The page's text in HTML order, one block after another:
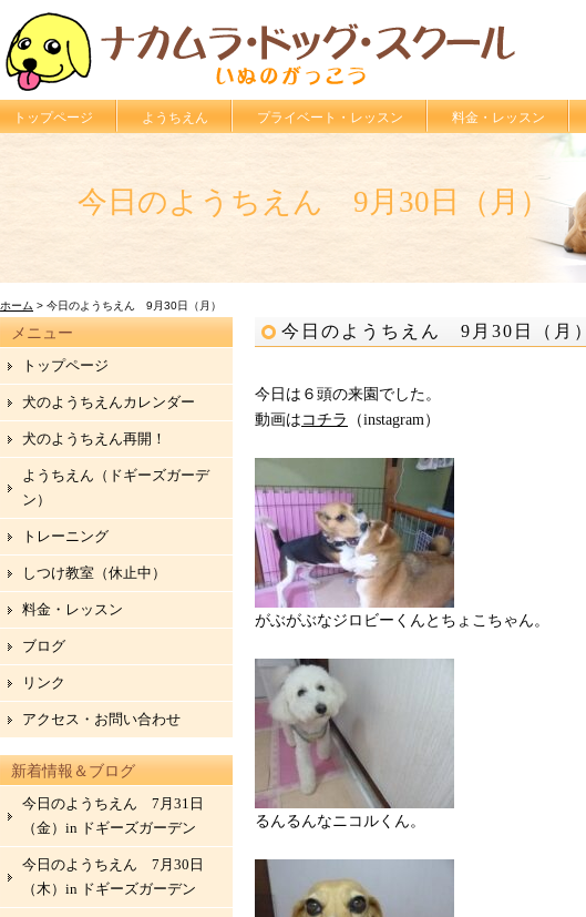
トップページ ようちえん プライベート・レッスン 料金・レッスン
今日のようちえん 9月30日（月）
ホーム > 今日のようちえん 9月30日（月）
今日のようちえん 9月30日（月）
今日は６頭の来園でした。
動画は コチラ （instagram）
がぶがぶなジロビーくんとちょこちゃん。
るんるんなニコルくん。
メニュー
トップページ
犬のようちえんカレンダー
犬のようちえん再開！
ようちえん（ドギーズガーデ
ン）
トレーニング
しつけ教室（休止中）
料金・レッスン
ブログ
リンク
アクセス・お問い合わせ
新着情報＆ブログ
今日のようちえん 7月31日
（金）in ドギーズガーデン
今日のようちえん 7月30日
（木）in ドギーズガーデン